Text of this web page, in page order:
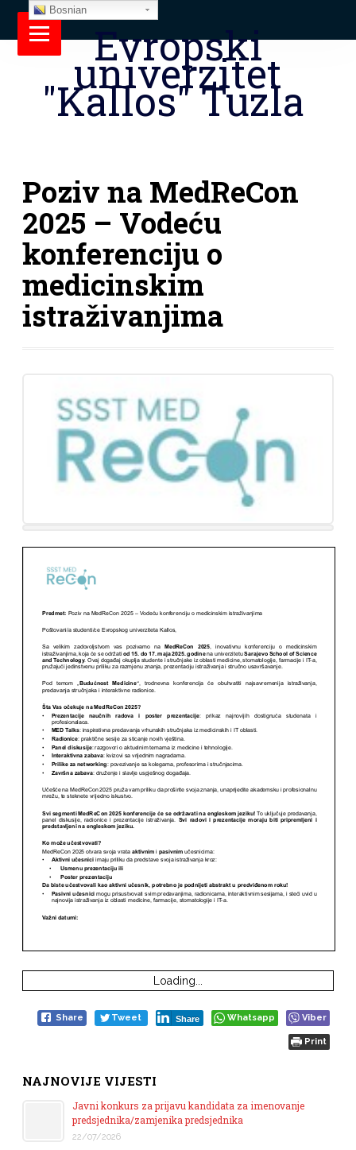
Evropski
univerzitet
"Kallos" Tuzla
Poziv na MedReCon
2025 – Vodeću
konferenciju o
medicinskim
istraživanjima
Loading...
Share Tweet Share Whatsapp Viber
Print
NAJNOVIJE VIJESTI
Javni konkurs za prijavu kandidata za imenovanje
predsjednika/zamjenika predsjednika
22/07/2026
Bosnian